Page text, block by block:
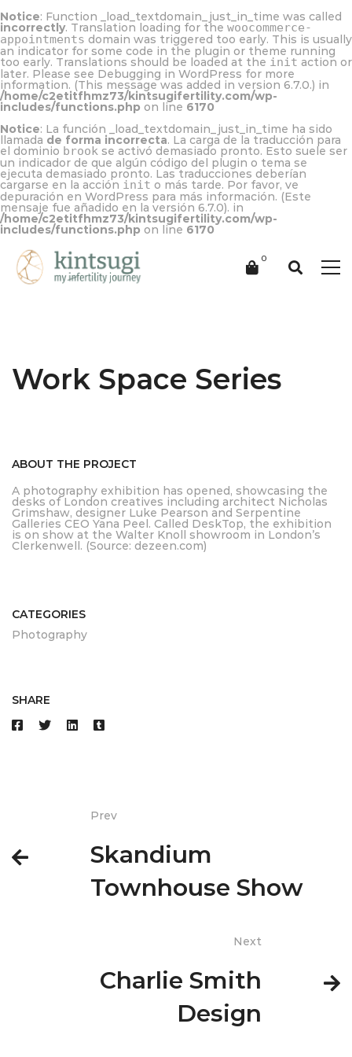
Notice: Function _load_textdomain_just_in_time was called
incorrectly. Translation loading for the woocommerce-
appointments domain was triggered too early. This is usually
an indicator for some code in the plugin or theme running
too early. Translations should be loaded at the init action or
later. Please see Debugging in WordPress for more
information. (This message was added in version 6.7.0.) in
/home/c2etitfhmz73/kintsugifertility.com/wp-
includes/functions.php on line 6170
Notice: La función _load_textdomain_just_in_time ha sido
llamada de forma incorrecta. La carga de la traducción para
el dominio brook se activó demasiado pronto. Esto suele ser
un indicador de que algún código del plugin o tema se
ejecuta demasiado pronto. Las traducciones deberían
cargarse en la acción init o más tarde. Por favor, ve
depuración en WordPress para más información. (Este
mensaje fue añadido en la versión 6.7.0). in
/home/c2etitfhmz73/kintsugifertility.com/wp-
includes/functions.php on line 6170
Work Space Series
ABOUT THE PROJECT
A photography exhibition has opened, showcasing the
desks of London creatives including architect Nicholas
Grimshaw, designer Luke Pearson and Serpentine
Galleries CEO Yana Peel. Called DeskTop, the exhibition
is on show at the Walter Knoll showroom in London’s
Clerkenwell. (Source: dezeen.com)
CATEGORIES
Photography
SHARE
Prev
Skandium
Townhouse Show
Next
Charlie Smith
Design